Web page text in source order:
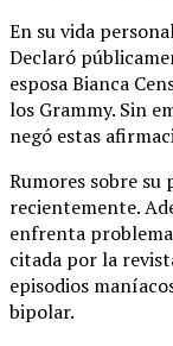
En su vida
Declaró
esposa Bianca
los Grammy. Sin
negó estas
Rumores sobre su
recientemente.
enfrenta
citada por la
episodios
bipolar.